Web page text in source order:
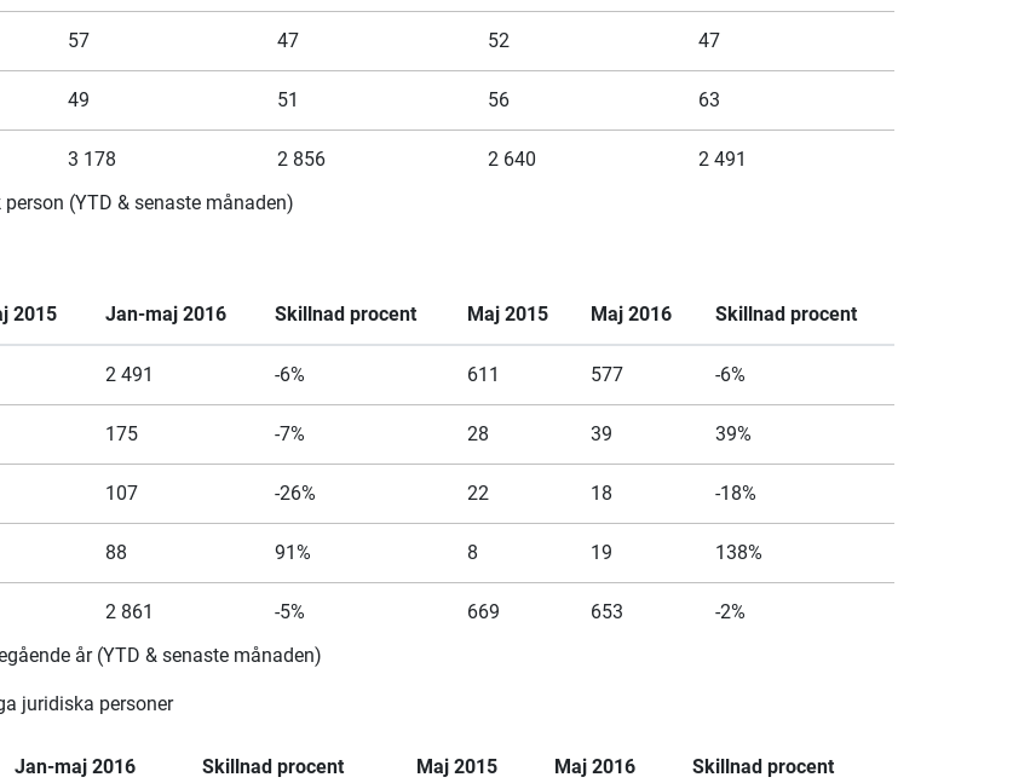
57 47 52 47
49 51 56 63
3 178 2 856 2 640
2 491
(YTD & senaste månaden)
2015 Jan-maj 2016 Skillnad procent Maj 2015 Maj 2016 Skillnad procent
2 491 -6% 611 577 -6%
175 -7% 28 39 39%
107 -26% 22 18 -18%
88 91% 8 19 138%
2 861 -5% 669 653
-2%
år (YTD & senaste månaden)
juridiska personer
Jan-maj 2016 Skillnad procent Maj 2015 Maj 2016 Skillnad procent